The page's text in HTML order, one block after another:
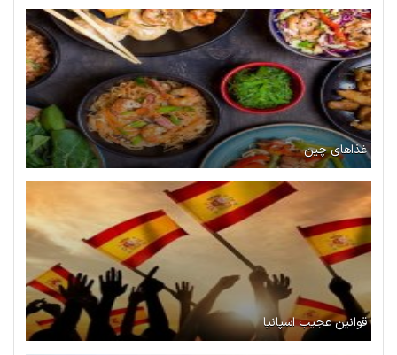
غذاهای چین
قوانین عجیب اسپانیا